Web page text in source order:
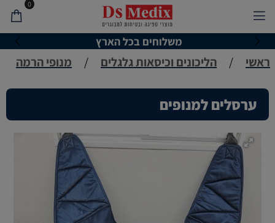
משלוחים בכל הארץ
0
ראשי / הליכונים וכיסאות גלגלים / מנופי הרמה
ערסלים למנופים